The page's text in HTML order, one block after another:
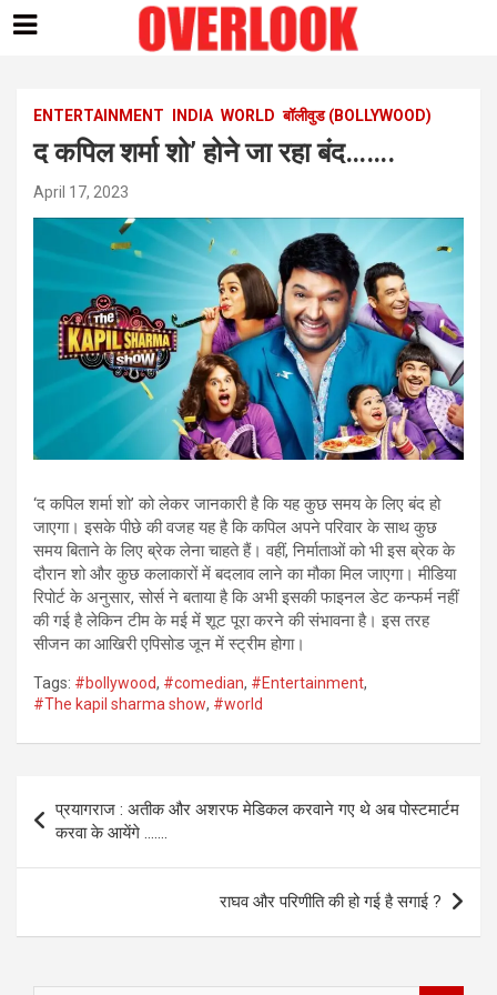
contentENTERTAINMENT INDIA WORLD बॉलीवुड (BOLLYWOOD)
द कपिल शर्मा शो’ होने जा रहा बंद…….
April 17, 2023
‘द कपिल शर्मा शो’ को लेकर जानकारी है कि यह कुछ समय के लिए बंद हो
जाएगा। इसके पीछे की वजह यह है कि कपिल अपने परिवार के साथ कुछ
समय बिताने के लिए ब्रेक लेना चाहते हैं। वहीं, निर्माताओं को भी इस ब्रेक के
दौरान शो और कुछ कलाकारों में बदलाव लाने का मौका मिल जाएगा। मीडिया
रिपोर्ट के अनुसार, सोर्स ने बताया है कि अभी इसकी फाइनल डेट कन्फर्म नहीं
की गई है लेकिन टीम के मई में शूट पूरा करने की संभावना है। इस तरह
सीजन का आखिरी एपिसोड जून में स्ट्रीम होगा।
Tags: #bollywood, #comedian, #Entertainment,
#The kapil sharma show, #world
navigation
प्रयागराज : अतीक और अशरफ मेडिकल करवाने गए थे अब पोस्टमार्टम
करवा के आयेंगे …….
राघव और परिणीति की हो गई है सगाई ?